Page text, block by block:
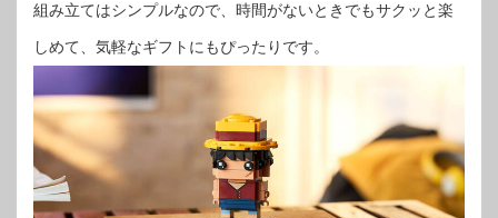
組み立てはシンプルなので、時間がないときでもサクッと楽
しめて、気軽なギフトにもぴったりです。